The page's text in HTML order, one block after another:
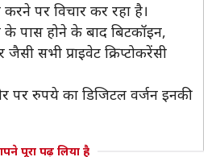
करने पर विचार कर रहा है।
पास होने के बाद बिटकॉइन,
सभी प्राइवेट क्रिप्टोकरेंसी
पर रुपये का डिजिटल वर्जन इनकी
पूरा पढ़ लिया है